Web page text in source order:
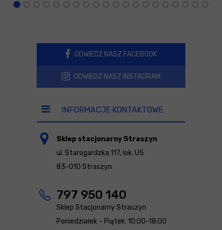
ODWIEDŹ NASZ FACEBOOK
ODWIEDŹ NASZ INSTAGRAM
INFORMACJE KONTAKTOWE
Sklep stacjonarny Straszyn
ul. Starogardzka 117, lok. U5
83-010 Straszyn
797 950 140
Sklep Stacjonarny Straszyn
Poniedziałek – Piątek: 10:00-18:00